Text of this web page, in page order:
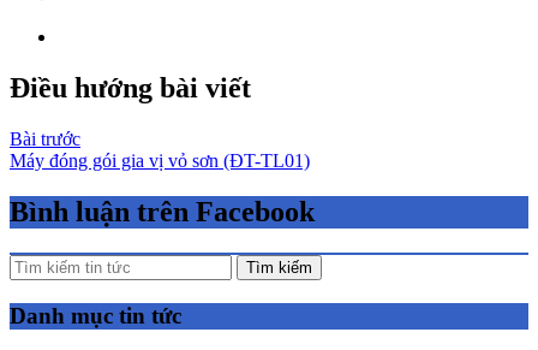
Điều hướng bài viết
Bài trước
Máy đóng gói gia vị vỏ sơn (ĐT-TL01)
Bình luận trên Facebook
Tìm kiếm
Danh mục tin tức